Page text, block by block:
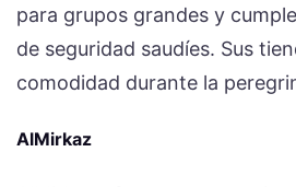
para grupos grandes y
de seguridad saudíes. Sus
comodidad durante la
AlMirkaz